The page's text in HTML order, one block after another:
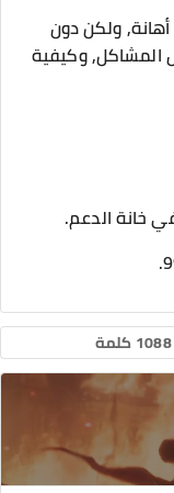
ولكن دون
المشاكل, وكيفية
خانة الدعم.
1088 كلمة